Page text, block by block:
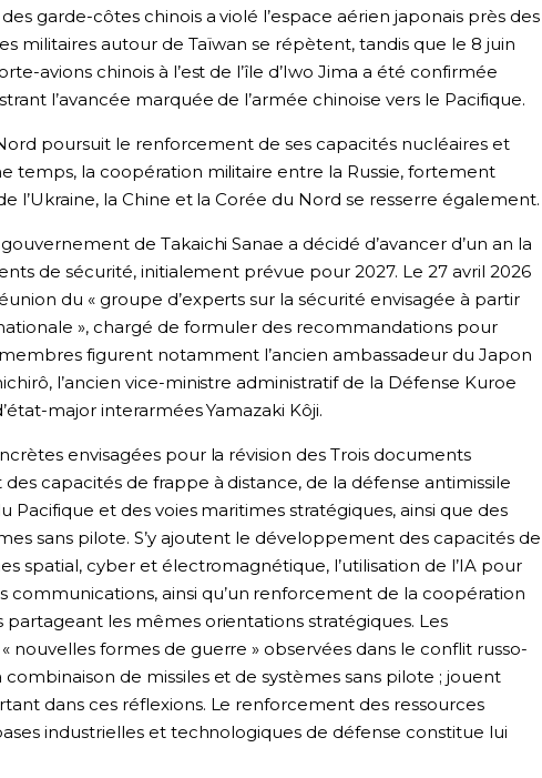
garde-côtes chinois a violé l’espace aérien japonais près des
militaires autour de Taïwan se répètent, tandis que le 8 juin
avions chinois à l’est de l’île d’Iwo Jima a été confirmée
l’avancée marquée de l’armée chinoise vers le Pacifique.
poursuit le renforcement de ses capacités nucléaires et
temps, la coopération militaire entre la Russie, fortement
l’Ukraine, la Chine et la Corée du Nord se resserre également.
de Takaichi Sanae a décidé d’avancer d’un an la
de sécurité, initialement prévue pour 2027. Le 27 avril 2026
du « groupe d’experts sur la sécurité envisagée à partir
», chargé de formuler des recommandations pour
figurent notamment l’ancien ambassadeur du Japon
l’ancien vice-ministre administratif de la Défense Kuroe
major interarmées Yamazaki Kôji.
envisagées pour la révision des Trois documents
capacités de frappe à distance, de la défense antimissile
Pacifique et des voies maritimes stratégiques, ainsi que des
sans pilote. S’y ajoutent le développement des capacités de
spatial, cyber et électromagnétique, l’utilisation de l’IA pour
ainsi qu’un renforcement de la coopération
partageant les mêmes orientations stratégiques. Les
nouvelles formes de guerre » observées dans le conflit russo-
de missiles et de systèmes sans pilote ; jouent
dans ces réflexions. Le renforcement des ressources
industrielles et technologiques de défense constitue lui